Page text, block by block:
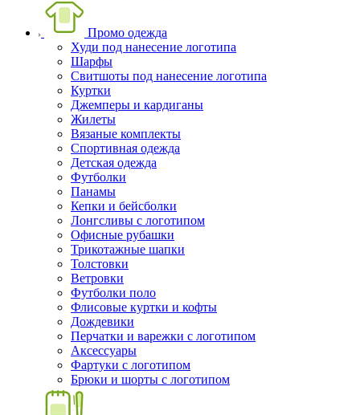
Промо одежда
Худи под нанесение логотипа
Шарфы
Свитшоты под нанесение логотипа
Куртки
Джемперы и кардиганы
Жилеты
Вязаные комплекты
Спортивная одежда
Детская одежда
Футболки
Панамы
Кепки и бейсболки
Лонгсливы с логотипом
Офисные рубашки
Трикотажные шапки
Толстовки
Ветровки
Футболки поло
Флисовые куртки и кофты
Дождевики
Перчатки и варежки с логотипом
Аксессуары
Фартуки с логотипом
Брюки и шорты с логотипом